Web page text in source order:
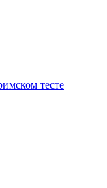
тесте